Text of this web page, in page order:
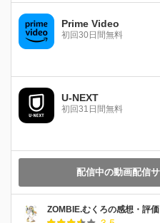
Prime Video
初回30日間無料
U-NEXT
初回31日間無料
配信中の動画配信
ZOMBIE.むくろの感想・評価